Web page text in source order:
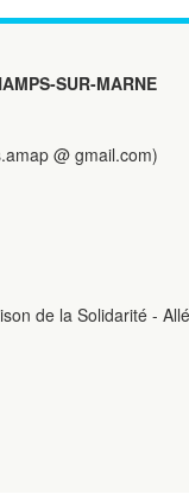
SUR-MARNE
@ gmail.com)
de la Solidarité -